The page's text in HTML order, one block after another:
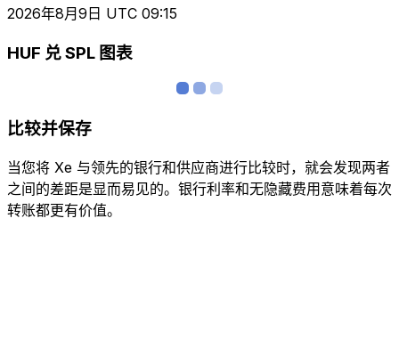
2026年8月9日 UTC 09:15
HUF 兑 SPL 图表
比较并保存
当您将 Xe 与领先的银行和供应商进行比较时，就会发现两者
之间的差距是显而易见的。银行利率和无隐藏费用意味着每次
转账都更有价值。